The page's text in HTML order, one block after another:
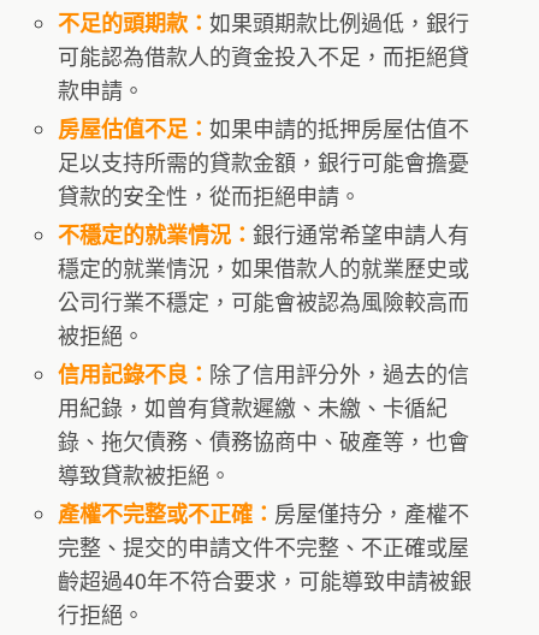
不足的頭期款：如果頭期款比例過低，銀行
可能認為借款人的資金投入不足，而拒絕貸
款申請。
房屋估值不足：如果申請的抵押房屋估值不
足以支持所需的貸款金額，銀行可能會擔憂
貸款的安全性，從而拒絕申請。
不穩定的就業情況：銀行通常希望申請人有
穩定的就業情況，如果借款人的就業歷史或
公司行業不穩定，可能會被認為風險較高而
被拒絕。
信用記錄不良： 除了信用評分外，過去的信
用紀錄，如曾有貸款遲繳、未繳、卡循紀
錄、拖欠債務、債務協商中、破產等，也會
導致貸款被拒絕。
產權不完整或不正確： 房屋僅持分，產權不
完整、提交的申請文件不完整、不正確或屋
齡超過40年不符合要求，可能導致申請被銀
行拒絕。